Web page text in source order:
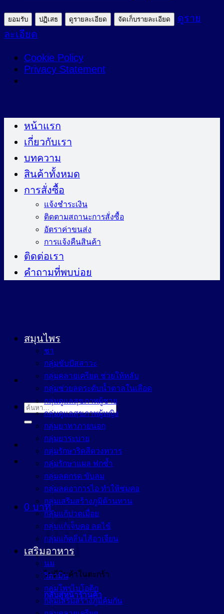
ยอมรับ ปฏิเสธ ดูรายละเอียด จัดเก็บรายละเอียด
ดูราย
ละเอียด
Cookie Policy
Privacy Statement
ไป
หน้าแรก
เกี่ยวกับเรา
บทความ
สินค้าทั้งหมด
การสั่งซื้อ
แจ้งชำระเงิน
ติดตามสถานะการสั่งซื้อ
อัตราค่าขนส่ง
การแจ้งคืนสินค้า
ติดต่อเรา
คำถามที่พบบ่อย
ค้นหา:
0 บาท
ไม่มีสินค้าในตะกร้า
กลับสู่หน้าร้านค้า
สมุนไพร
ชา
กลุ่มขับปัสสาวะ
กลุ่มคลายเครียด ช่วยให้หลับ
กลุ่มช่วยลดระดับน้ำตาลในเลือด
กลุ่มดูแลสุขภาพผู้ชาย
กลุ่มดูแลสุขภาพผู้หญิง
กลุ่มยาทาภายนอก
กลุ่มยาระบาย
กลุ่มรักษาริดสีดวงทวาร
กลุ่มรักษาแผล ฟกช้ำ
กลุ่มลดกรด ขับลม
กลุ่มลดอาการไอ ทำให้ชุ่มคอ
กลุ่มเสริมสร้างภูมิต้านทาน
กลุ่มแก้ปวดเมื่อย
กลุ่มแก้เจ็บคอ ลดไข้
กลุ่มแก้คลื่นไส้อาเจียน
เสริมอาหาร
นม
วิตามิน
กลุ่มโพรไบโอติก
กลุ่มเสริมสร้างภูมิคุ้มกัน